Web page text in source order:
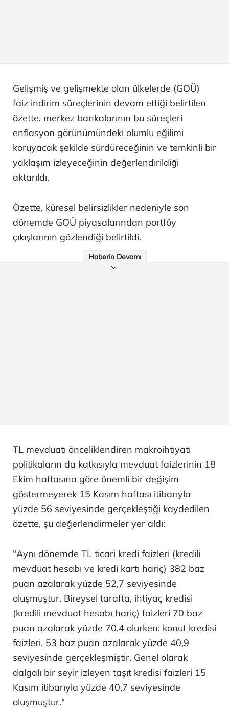
Gelişmiş ve gelişmekte olan ülkelerde (GOÜ)
faiz indirim süreçlerinin devam ettiği belirtilen
özette, merkez bankalarının bu süreçleri
enflasyon görünümündeki olumlu eğilimi
koruyacak şekilde sürdüreceğinin ve temkinli bir
yaklaşım izleyeceğinin değerlendirildiği
aktarıldı.
Özette, küresel belirsizlikler nedeniyle son
dönemde GOÜ piyasalarından portföy
çıkışlarının gözlendiği belirtildi.
Haberin Devamı
TL mevduatı önceliklendiren makroihtiyati
politikaların da katkısıyla mevduat faizlerinin 18
Ekim haftasına göre önemli bir değişim
göstermeyerek 15 Kasım haftası itibarıyla
yüzde 56 seviyesinde gerçekleştiği kaydedilen
özette, şu değerlendirmeler yer aldı:
"Aynı dönemde TL ticari kredi faizleri (kredili
mevduat hesabı ve kredi kartı hariç) 382 baz
puan azalarak yüzde 52,7 seviyesinde
oluşmuştur. Bireysel tarafta, ihtiyaç kredisi
(kredili mevduat hesabı hariç) faizleri 70 baz
puan azalarak yüzde 70,4 olurken; konut kredisi
faizleri, 53 baz puan azalarak yüzde 40,9
seviyesinde gerçekleşmiştir. Genel olarak
dalgalı bir seyir izleyen taşıt kredisi faizleri 15
Kasım itibarıyla yüzde 40,7 seviyesinde
oluşmuştur."